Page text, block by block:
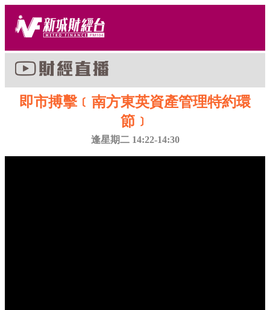
即市搏擊﹝南方東英資產管理特約環
節﹞
逢星期二 14:22-14:30